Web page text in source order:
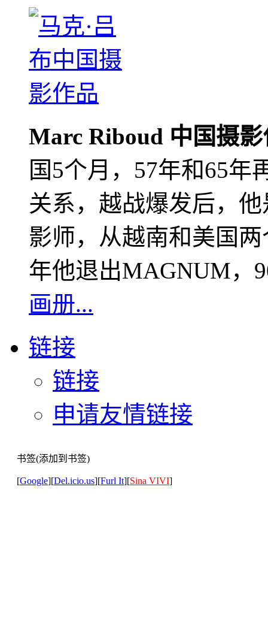
Marc Riboud 中国摄
国5个月，57年和65年
关系，越战爆发后，
影师，从越南和美国
年他退出MAGNUM，
画册...
链接
链接
申请友情链接
书签(添加到书签)
[Google][Del.icio.us][Furl It][Sina VIVI]